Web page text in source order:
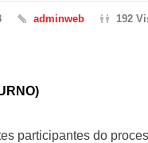
adminweb
192
participantes do